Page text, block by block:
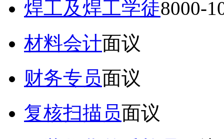
焊工及焊工学徒8000-
材料会计面议
财务专员面议
复核扫描员面议